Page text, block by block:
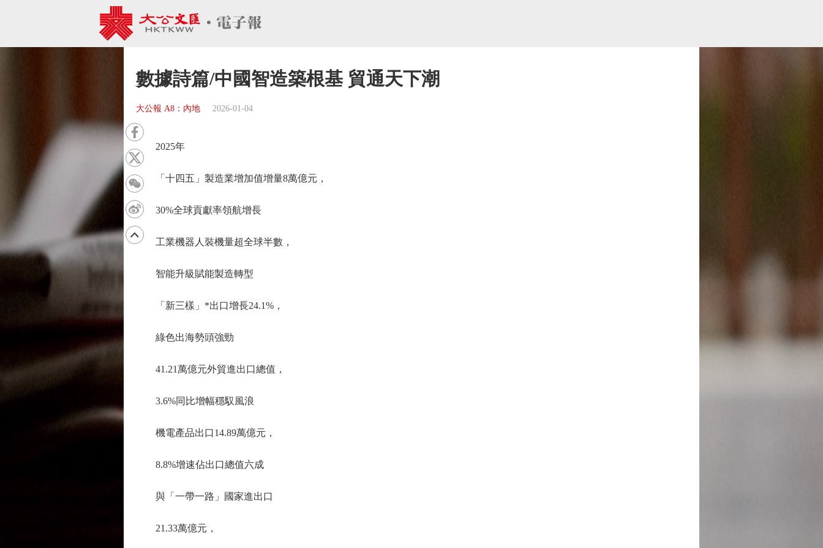
數據詩篇/中國智造築根基 貿通天下潮
大公報 A8：內地 2026-01-04
2025年
「十四五」製造業增加值增量8萬億元，
30%全球貢獻率領航增長
工業機器人裝機量超全球半數，
智能升級賦能製造轉型
「新三樣」*出口增長24.1%，
綠色出海勢頭強勁
41.21萬億元外貿進出口總值，
3.6%同比增幅穩馭風浪
機電產品出口14.89萬億元，
8.8%增速佔出口總值六成
與「一帶一路」國家進出口
21.33萬億元，